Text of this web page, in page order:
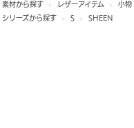
素材から探す > レザーアイテム > 小物
シリーズから探す > S >
SHEEN